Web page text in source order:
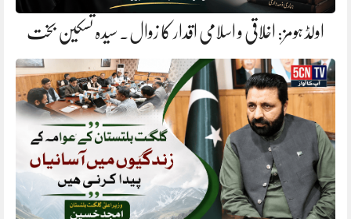
اولڈ ہومز: اخلاقی و اسلامی اقدار کا زوال. سیدہ تسکین بخت